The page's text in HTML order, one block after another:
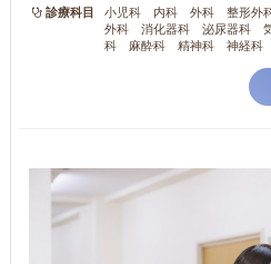
診療科目
小児科 内科 外科 整形外
外科 消化器科 泌尿器科
科 麻酔科 精神科 神経科